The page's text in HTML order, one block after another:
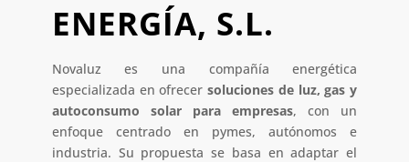
ENERGÍA, S.L.
Novaluz es una compañía energética
especializada en ofrecersoluciones de luz, gas y
autoconsumo solar para empresas, con un
enfoque centrado en pymes, autónomos e
industria. Su propuesta se basa en adaptar el